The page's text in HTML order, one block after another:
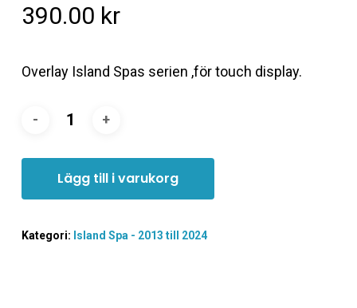
390.00 kr
Overlay Island Spas serien ,för touch display.
Lägg till i varukorg
Kategori: Island Spa - 2013 till 2024